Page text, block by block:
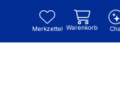
Merkzettel Warenkorb